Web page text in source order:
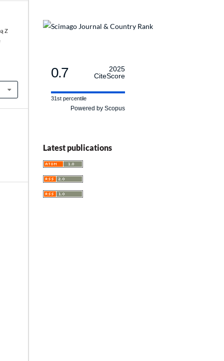
Z
0.7
2025
CiteScore
31st percentile
Powered by Scopus
Latest publications